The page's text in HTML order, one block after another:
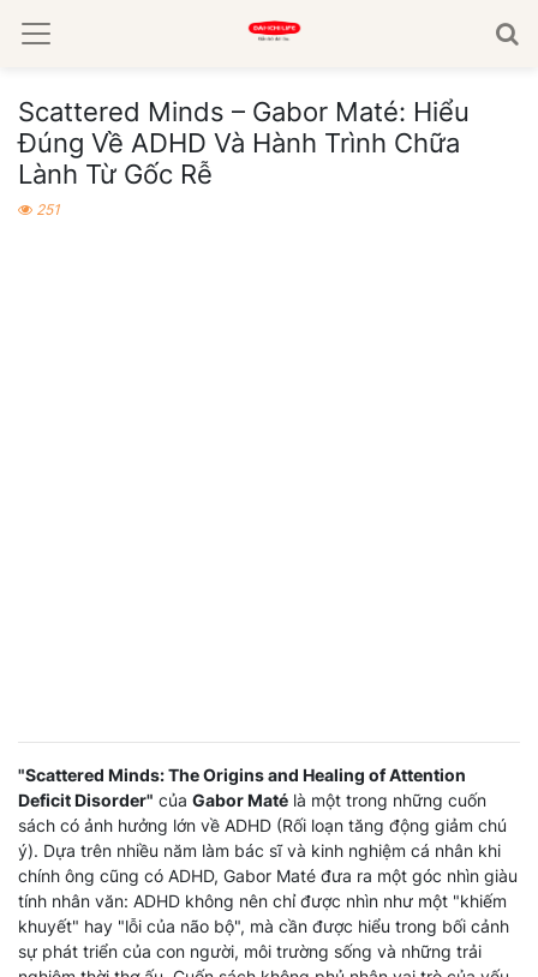
Scattered Minds – Gabor Maté: Hiểu
Đúng Về ADHD Và Hành Trình Chữa
Lành Từ Gốc Rễ
251
"Scattered Minds: The Origins and Healing of Attention
Deficit Disorder" của Gabor Maté là một trong những cuốn
sách có ảnh hưởng lớn về ADHD (Rối loạn tăng động giảm chú
ý). Dựa trên nhiều năm làm bác sĩ và kinh nghiệm cá nhân khi
chính ông cũng có ADHD, Gabor Maté đưa ra một góc nhìn giàu
tính nhân văn: ADHD không nên chỉ được nhìn như một "khiếm
khuyết" hay "lỗi của não bộ", mà cần được hiểu trong bối cảnh
sự phát triển của con người, môi trường sống và những trải